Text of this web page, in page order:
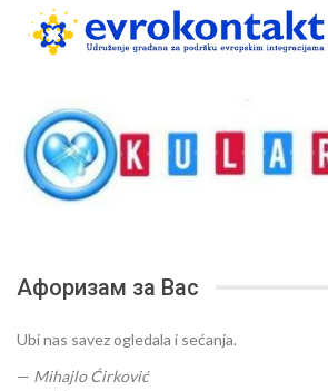
Афоризам за Вас
Ubi nas savez ogledala i sećanja.
— Mihajlo Ćirković